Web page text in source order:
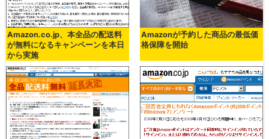
Amazon.co.jp、本全品の配送料
が無料になるキャンペーンを本日
から実施
Amazonが予約した商品の最低価
格保障を開始